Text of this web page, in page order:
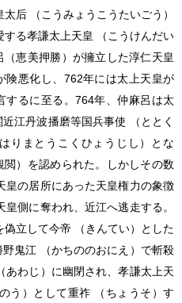
后 （こうみょうこうたいごう）
る孝謙太上天皇 （こうけんだい
恵美押勝）が擁立した淳仁天皇
険悪化し、762年には太上天皇が
するに至る。764年、仲麻呂は太
江丹波播磨等国兵事使 （ととく
りまとうこくひょうじし）とな
）を認められた。しかしその数
皇の居所にあった天皇権力の象徴
側に奪われ、近江へ逃走する。
立して今帝 （きんてい）とした
鬼江 （かちののおにえ）で斬殺
あわじ）に幽閉され、孝謙太上天
う）として重祚 （ちょうそ）す